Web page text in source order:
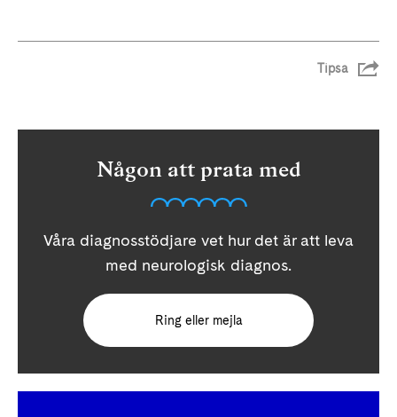
Tipsa
Någon att prata med
Våra diagnosstödjare vet hur det är att leva
med neurologisk diagnos.
Ring eller mejla